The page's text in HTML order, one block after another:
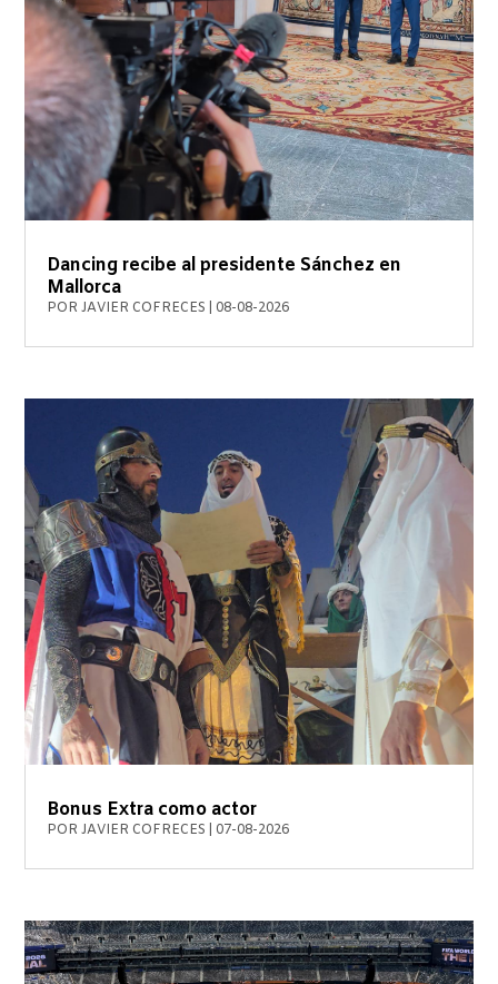
Dancing recibe al presidente Sánchez en
Mallorca
PORJAVIER COFRECES 08-08-2026
Bonus Extra como actor
PORJAVIER COFRECES 07-08-2026